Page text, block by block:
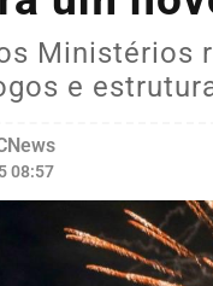
Ministérios
e
08:57